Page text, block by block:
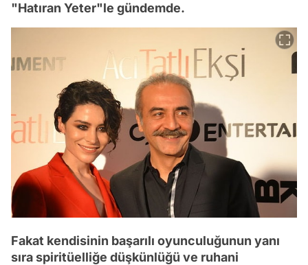
"Hatıran Yeter"le gündemde.
Fakat kendisinin başarılı oyunculuğunun yanı
sıra spiritüelliğe düşkünlüğü ve ruhani